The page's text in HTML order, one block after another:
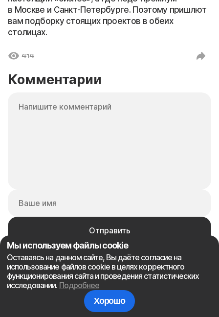
в Москве и Санкт-Петербурге. Поэтому пришлют
вам подборку стоящих проектов в обеих
столицах.
414
Комментарии
Дамир 3 месяца назад в 15:21
Неужели вы пологаете что элитка бывает только в
центре. Ведь новые районы у реки уже давно
обогнали старые кварталы по удобству и воздуху
Мы используем файлы cookie
Оставаясь на данном сайте, Вы даёте согласие на
использование файлов cookie в целях корректного
функционирования сайта и проведения статистических
исследовании. Подробнее
Хорошо